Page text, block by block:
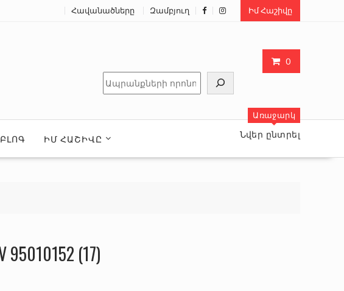
Հավանածները Զամբյուղ Իմ Հաշիվը
0
Որոնել
ԲԼՈԳ ԻՄ ՀԱՇԻՎԸ
Առաջարկ
Նվեր ընտրել
95010152 (17)